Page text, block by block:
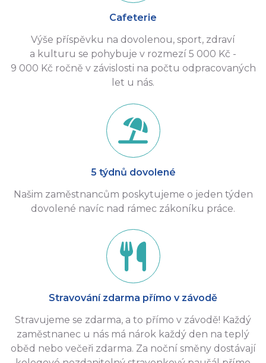
Cafeterie
Výše příspěvku na dovolenou, sport, zdraví
a kulturu se pohybuje v rozmezí 5 000 Kč -
9 000 Kč ročně v závislosti na počtu odpracovaných
let u nás.
5 týdnů dovolené
Našim zaměstnancům poskytujeme o jeden týden
dovolené navíc nad rámec zákoníku práce.
Stravování zdarma přímo v závodě
Stravujeme se zdarma, a to přímo v závodě! Každý
zaměstnanec u nás má nárok každý den na teplý
oběd nebo večeři zdarma. Za noční směny dostávají